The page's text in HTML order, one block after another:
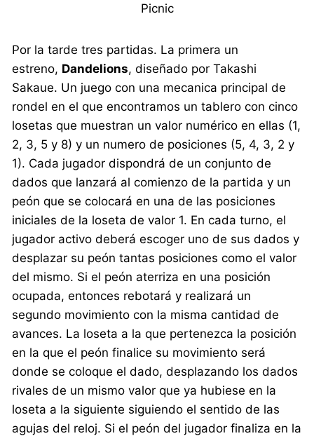
Picnic
Por la tarde tres partidas. La primera un
estreno, Dandelions, diseñado por Takashi
Sakaue. Un juego con una mecanica principal de
rondel en el que encontramos un tablero con cinco
losetas que muestran un valor numérico en ellas (1,
2, 3, 5 y 8) y un numero de posiciones (5, 4, 3, 2 y
1). Cada jugador dispondrá de un conjunto de
dados que lanzará al comienzo de la partida y un
peón que se colocará en una de las posiciones
iniciales de la loseta de valor 1. En cada turno, el
jugador activo deberá escoger uno de sus dados y
desplazar su peón tantas posiciones como el valor
del mismo. Si el peón aterriza en una posición
ocupada, entonces rebotará y realizará un
segundo movimiento con la misma cantidad de
avances. La loseta a la que pertenezca la posición
en la que el peón finalice su movimiento será
donde se coloque el dado, desplazando los dados
rivales de un mismo valor que ya hubiese en la
loseta a la siguiente siguiendo el sentido de las
agujas del reloj. Si el peón del jugador finaliza en la